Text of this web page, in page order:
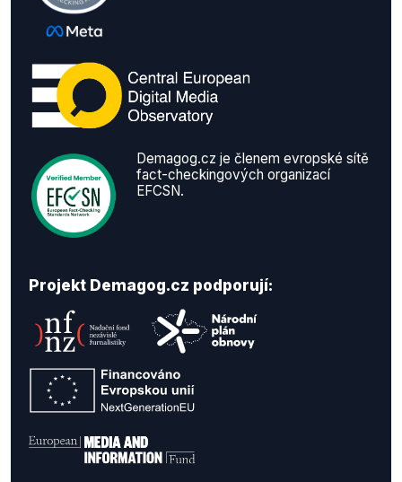
Demagog.cz je členem evropské sítě
fact-checkingových organizací
EFCSN.
Projekt Demagog.cz podporují: